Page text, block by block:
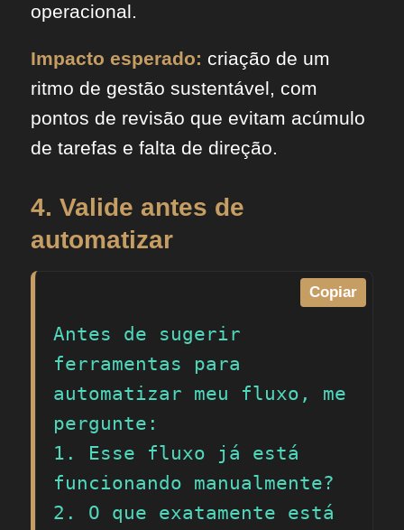
operacional.
Impacto esperado: criação de um
ritmo de gestão sustentável, com
pontos de revisão que evitam acúmulo
de tarefas e falta de direção.
4. Valide antes de
automatizar
Copiar
Antes de sugerir
ferramentas para
automatizar meu fluxo, me
pergunte:
1. Esse fluxo já está
funcionando manualmente?
2. O que exatamente está